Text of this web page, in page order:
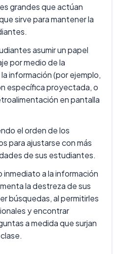
grandes que actúan
sirve para mantener la
asumir un papel
por medio de la
información (por ejemplo,
específica proyectada, o
en pantalla
el orden de los
para ajustarse con más
de sus estudiantes.
a la información
la destreza de sus
búsquedas, al permitirles
y encontrar
a medida que surjan